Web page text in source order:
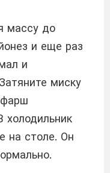
массу до
и еще раз
и
миску
фарш
холодильник
на столе. Он